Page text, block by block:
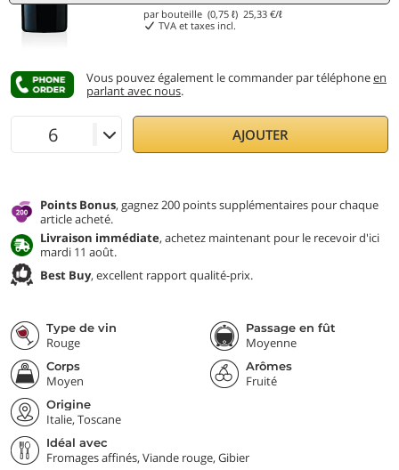
par bouteille (0,75 ℓ)25,33 €/ℓ
TVA et taxes incl.
Vous pouvez également le commander par téléphoneen
parlant avec nous.
AJOUTER
Points Bonus, gagnez 200 points supplémentaires pour chaque
article acheté.
Livraison immédiate, achetez maintenant pour le recevoir d'ici
mardi 11 août.
Best Buy, excellent rapport qualité-prix.
Type de vin
Rouge
Passage en fût
Moyenne
Corps
Moyen
Arômes
Fruité
Origine
Italie, Toscane
Idéal avec
Fromages affinés, Viande rouge, Gibier